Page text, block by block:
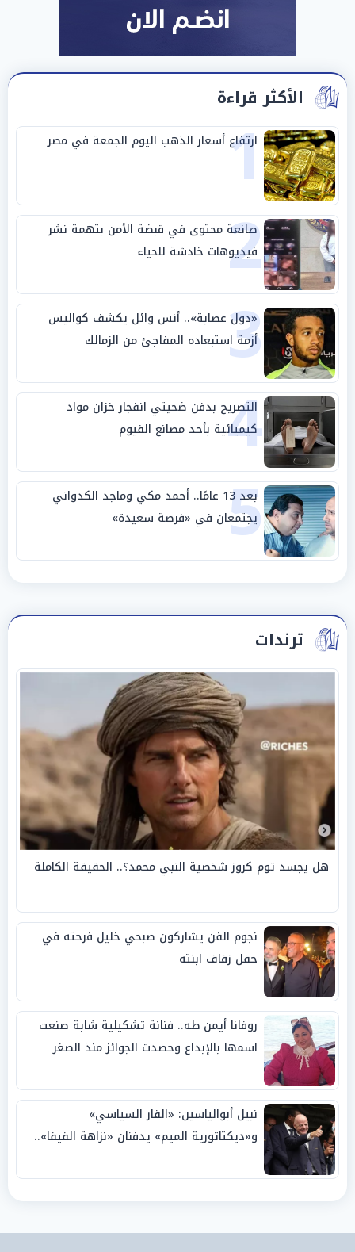
الأكثر قراءة
1
ارتفاع أسعار الذهب اليوم الجمعة في مصر
2
صانعة محتوى في قبضة الأمن بتهمة نشر
فيديوهات خادشة للحياء
3
«دول عصابة».. أنس وائل يكشف كواليس
أزمة استبعاده المفاجئ من الزمالك
4
التصريح بدفن ضحيتي انفجار خزان مواد
كيميائية بأحد مصانع الفيوم
5 بعد 13 عامًا.. أحمد مكي وماجد الكدواني
يجتمعان في «فرصة سعيدة»
ترندات
هل يجسد توم كروز شخصية النبي محمد؟.. الحقيقة الكاملة
نجوم الفن يشاركون صبحي خليل فرحته في
حفل زفاف ابنته
روفانا أيمن طه.. فنانة تشكيلية شابة صنعت
اسمها بالإبداع وحصدت الجوائز منذ الصغر
نبيل أبوالياسين: «الفار السياسي»
و«ديكتاتورية الميم» يدفنان «نزاهة الفيفا»..